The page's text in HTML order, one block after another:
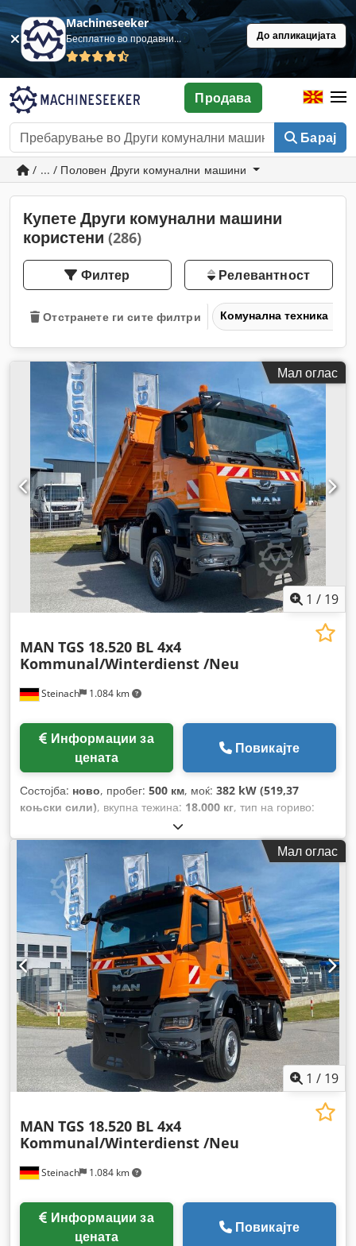
Machineseeker
Бесплатно во продавница До апликацијата
Барај
Продава
/ ... / Половен Други комунални машини
Купете Други комунални машини
користени (286)
Филтер Релевантност
Отстранете ги сите филтри Комунална техника
Мал оглас
1 / 19
Steinach 1.084 km
MAN TGS 18.520 BL 4x4
Kommunal/Winterdienst /Neu
цената
Повикајте
Состојба: ново, пробег: 500 км, моќ: 382 kW (519,37
коњски сили), вкупна тежина: 18.000 кг, тип на гориво:
, конфигурација на оските:
оски, кочници:ретардер, тип на пренос:автоматски,
ширина на товарниот простор:2.420 мм
, должина на
товарниот простор:4.800 мм
, висина на просторот за
товарење:600 мм , Опрема:ABS, грејач за паркирање,
електронска програма за стабилност (ESP), клима уред,
погон на сите тркала
Мал оглас
1 / 19
Steinach 1.084 km
MAN TGS 18.520 BL 4x4
Kommunal/Winterdienst /Neu
цената
Повикајте